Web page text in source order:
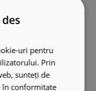
49.99 €
uri pentru
Prin
sunteți de
în conformitate